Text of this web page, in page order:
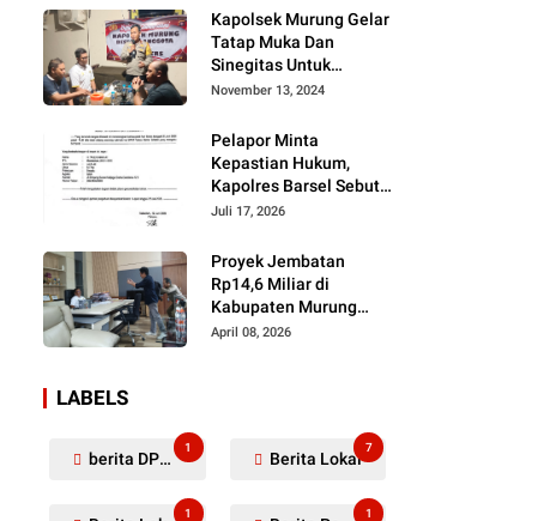
Kapolsek Murung Gelar
Tatap Muka Dan
Sinegitas Untuk
Menjaga Situasi
Kondusif Dengan Insan
Pers
November 13, 2024
Pelapor Minta
Kepastian Hukum,
Kapolres Barsel Sebut
Dugaan Penyerobotan
Juli 17, 2026
Proyek Jembatan
Rp14,6 Miliar di
Kabupaten Murung
Raya Mangkrak,
April 08, 2026
LABELS
berita DPRD Murung Raya
1
Berita Lokal
7
1 1